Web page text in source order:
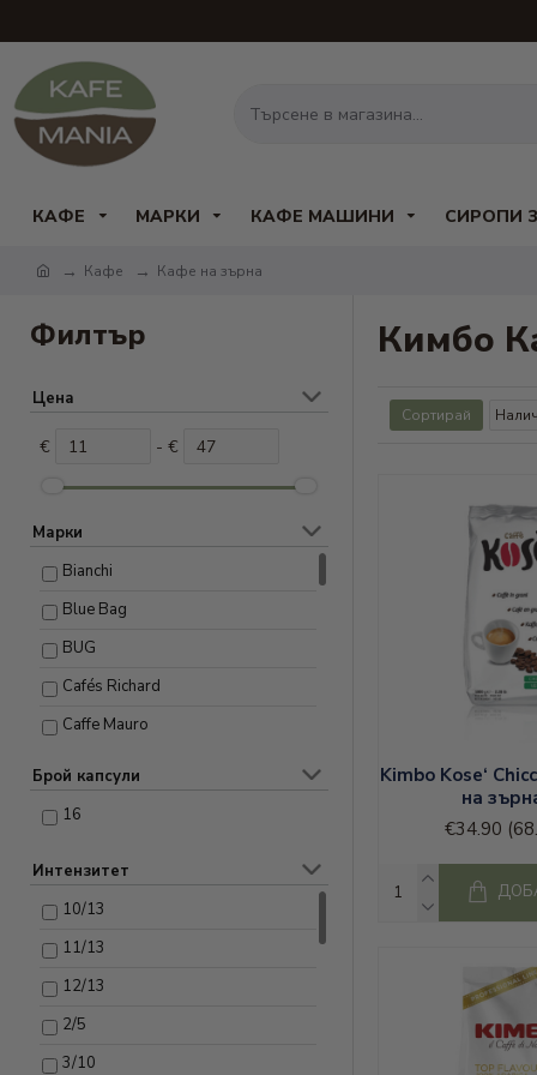
КАФЕ МАРКИ КАФЕ МАШИНИ СИРОПИ
Кафе Кафе на зърна
Филтър
Цена
€ - €
Марки
Bianchi
Blue Bag
BUG
Cafés Richard
Caffe Mauro
Dallmayr
Davidoff Cafe
Gimoka
illy
Izzo
Julius Meinl
Брой капсули
16
Интензитет
10/13
11/13
12/13
2/5
3/10
Кимбо
Сортирай
Kimbo Kose‘
на
€34.90